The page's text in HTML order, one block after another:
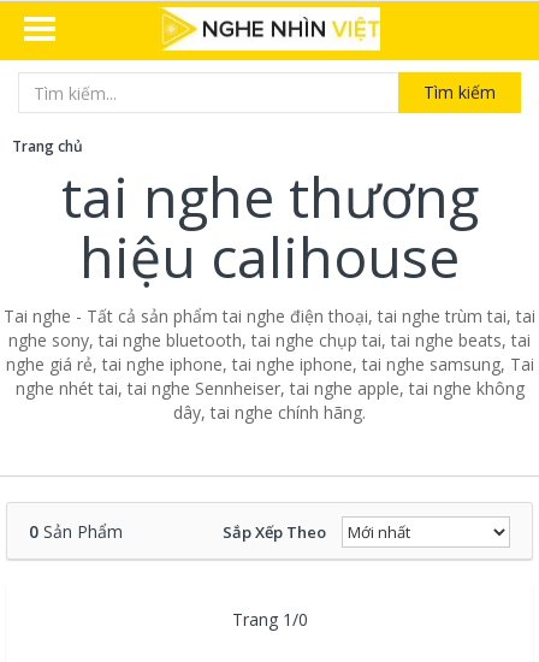
Tìm kiếm
Trang chủ
tai nghe thương
hiệu calihouse
Tai nghe - Tất cả sản phẩm tai nghe điện thoại, tai nghe trùm tai, tai
nghe sony, tai nghe bluetooth, tai nghe chụp tai, tai nghe beats, tai
nghe giá rẻ, tai nghe iphone, tai nghe iphone, tai nghe samsung, Tai
nghe nhét tai, tai nghe Sennheiser, tai nghe apple, tai nghe không
dây, tai nghe chính hãng.
0 Sản Phẩm Sắp Xếp Theo
Trang 1/0